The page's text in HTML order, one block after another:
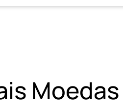
Moedas